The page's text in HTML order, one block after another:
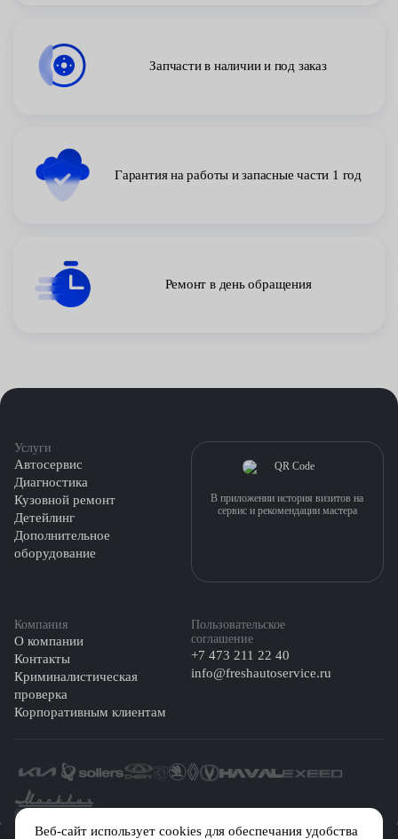
Запчасти в наличии и под заказ
Гарантия на работы и запасные части 1 год
Ремонт в день обращения
Веб-сайт использует cookies для обеспечания удобства
Услуги
Автосервис
Диагностика
Кузовной ремонт
Детейлинг
Дополнительное
оборудование
Компания
О компании
Контакты
Криминалистическая
проверка
Корпоративным клиентам
Пользовательское
соглашение
+7 473 211 22 40
info@freshautoservice.ru
В приложении история визитов на
сервис и рекомендации мастера
©️ 2026 Fresh Auto